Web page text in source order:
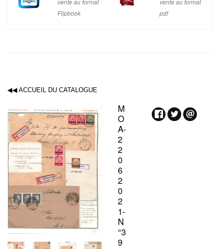
vente au format
Flipbook
vente au format
pdf
◀◀ ACCUEIL DU CATALOGUE
M
O
A-
2
2
0
6
2
0
2
1-
N
°3
9